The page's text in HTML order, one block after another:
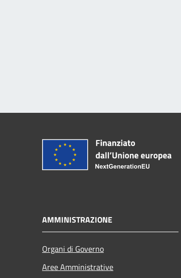
AMMINISTRAZIONE
Organi di Governo
Aree Amministrative